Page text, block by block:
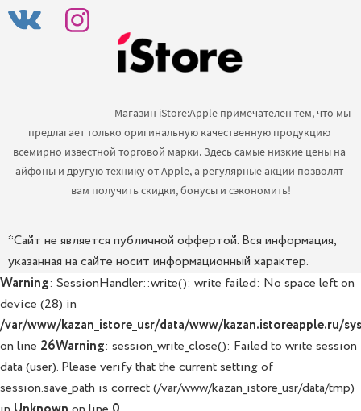
предлагает только оригинальную качественную продукцию
всемирно известной торговой марки. Здесь самые низкие цены на
айфоны и другую технику от Apple, а регулярные акции позволят
вам получить скидки, бонусы и сэкономить!
*Сайт не является публичной оффертой. Вся информация,
указанная на сайте носит информационный характер.
Warning: SessionHandler::write(): write failed: No space left on
device (28) in
/var/www/kazan_istore_usr/data/www/kazan.istoreapple.ru/
on line 26Warning: session_write_close(): Failed to write session
data (user). Please verify that the current setting of
session.save_path is correct (/var/www/kazan_istore_usr/data/tmp)